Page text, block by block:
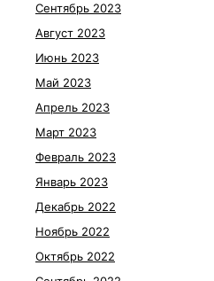
Сентябрь 2023
Август 2023
Июнь 2023
Май 2023
Апрель 2023
Март 2023
Февраль 2023
Январь 2023
Декабрь 2022
Ноябрь 2022
Октябрь 2022